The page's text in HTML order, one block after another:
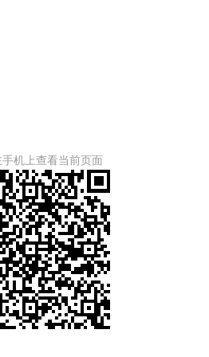
机上查看当前页面